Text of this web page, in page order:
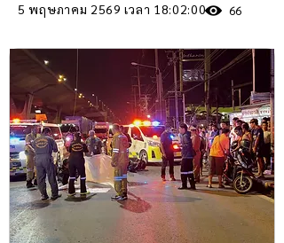
5 พฤษภาคม 2569 เวลา 18:02:00 66